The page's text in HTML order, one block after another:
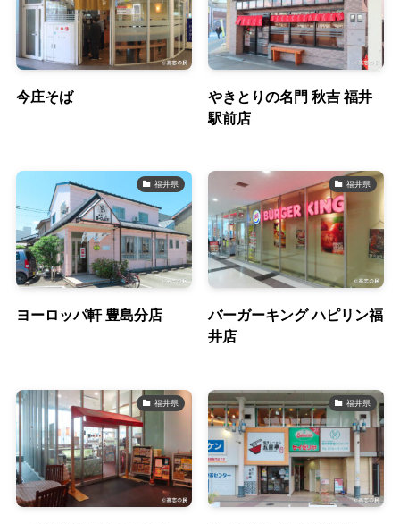
今庄そば
やきとりの名門 秋吉 福井
駅前店
福井県
ヨーロッパ軒 豊島分店
福井県
バーガーキング ハピリン福
井店
福井県 福井県